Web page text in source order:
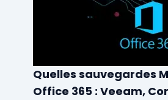
Quelles sauvegardes
Office 365 : Veeam,